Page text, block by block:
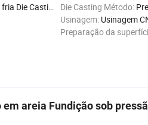
Casting Machine Die Casting Método:
Usinagem: Usinagem
Preparação da
areia Fundição sob